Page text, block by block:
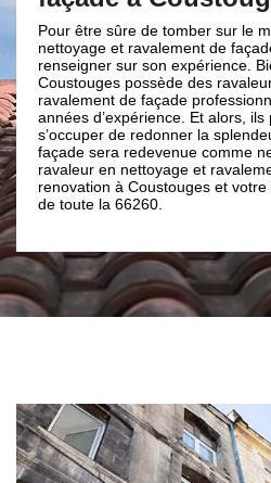
à
Pour être sûre de tomber sur le
nettoyage et ravalement de
renseigner sur son expérience.
Coustouges possède des
ravalement de façade
années d’expérience. Et alors,
s’occuper de redonner la
façade sera redevenue comme
ravaleur en nettoyage et
renovation à Coustouges et
de toute la 66260.